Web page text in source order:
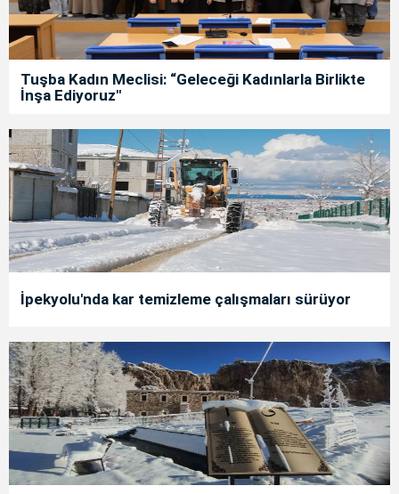
Tuşba Kadın Meclisi: “Geleceği Kadınlarla Birlikte
İnşa Ediyoruz"
İpekyolu'nda kar temizleme çalışmaları sürüyor